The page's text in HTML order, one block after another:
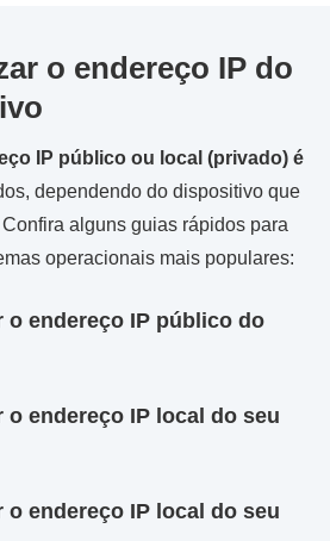
o endereço IP do
IP público ou local (privado) é
dependendo do dispositivo que
alguns guias rápidos para
operacionais mais populares:
o endereço IP público do
o endereço IP local do seu
o endereço IP local do seu